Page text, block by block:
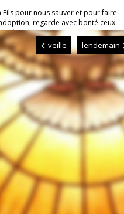
Fils pour nous sauver et pour faire
regarde avec bonté ceux
père ; puisque nous croyons au
vraie liberté et la vie éternelle.
veille lendemain